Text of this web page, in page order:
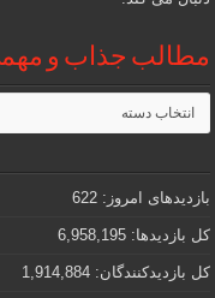
مطالب جذاب و
مطالب
جذاب
و
که
دنبالش
هستید
بازدیدهای امروز: 622
کل بازدیدها: 6,958,195
کل بازدیدکنند‌گان: 1,914,884